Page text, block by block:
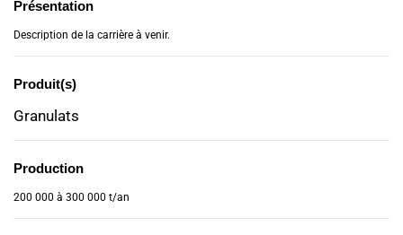
Présentation
Description de la carrière à venir.
Produit(s)
Granulats
Production
200 000 à 300 000 t/an